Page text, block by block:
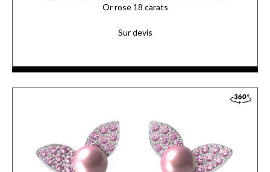
Or rose 18 carats
Sur devis
Le bijou d’oreilles Pearly Angel XL en or rose allie la fraicheur
lactées.
COMMANDER